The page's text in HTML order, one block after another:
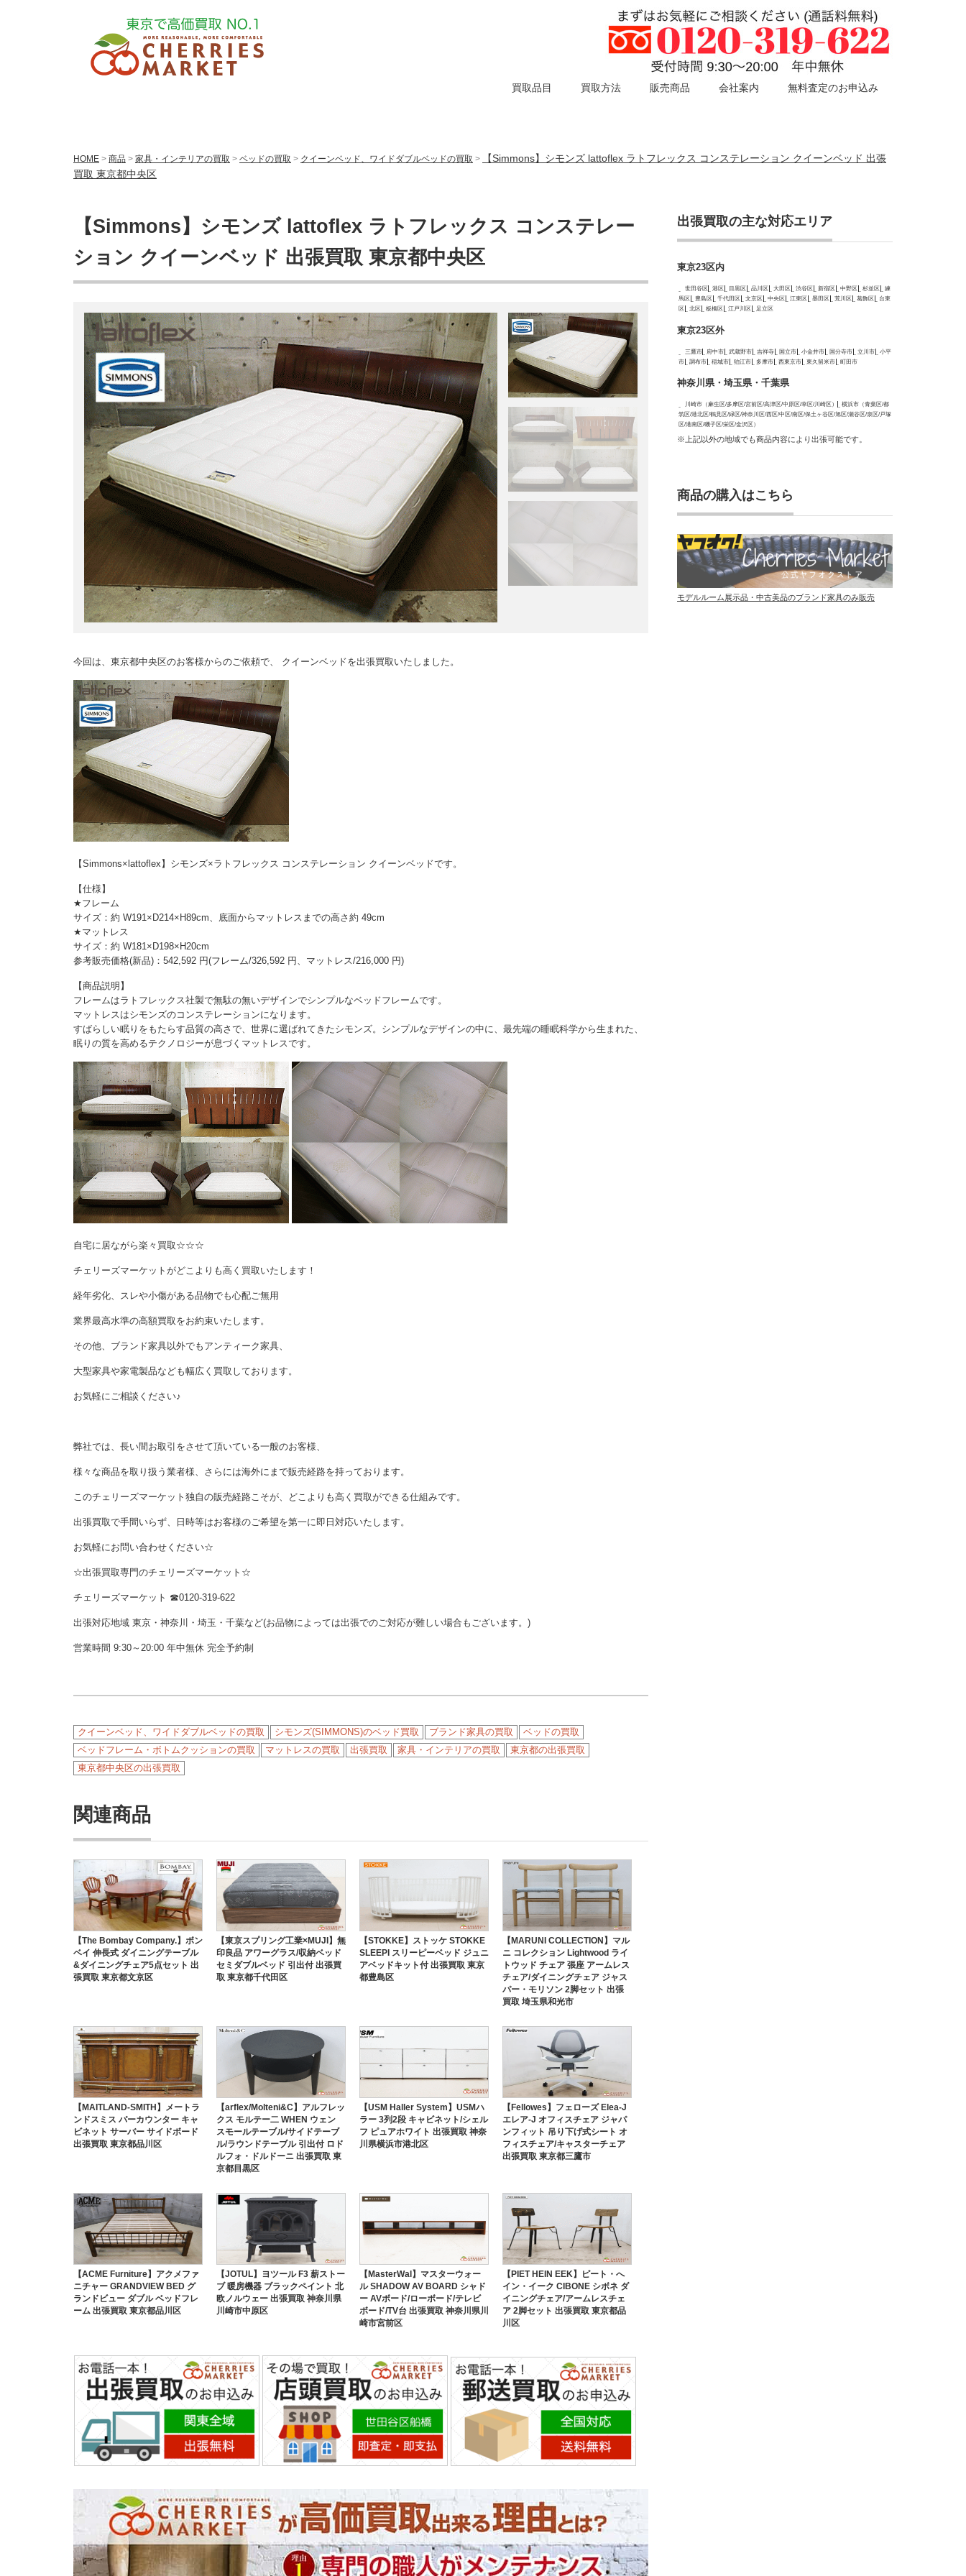
買取品目 買取方法 販売商品 会社案内 無料査定のお申込み
HOME > 商品 > 家具・インテリアの買取 > ベッドの買取 > クイーンベッド、ワイドダブルベッドの買取 >
【Simmons】シモンズ lattoflex ラトフレックス コンステレーション クイーンベッド 出張
買取 東京都中央区
【Simmons】シモンズ lattoflex ラトフレックス コンステレー
ション クイーンベッド 出張買取 東京都中央区
今回は、東京都中央区のお客様からのご依頼で、 クイーンベッドを出張買取いたしました。
【Simmons×lattoflex】シモンズ×ラトフレックス コンステレーション クイーンベッドです。
【仕様】
★フレーム
サイズ：約 W191×D214×H89cm、底面からマットレスまでの高さ約 49cm
★マットレス
サイズ：約 W181×D198×H20cm
参考販売価格(新品)：542,592 円(フレーム/326,592 円、マットレス/216,000 円)
【商品説明】
フレームはラトフレックス社製で無駄の無いデザインでシンプルなベッドフレームです。
マットレスはシモンズのコンステレーションになります。
すばらしい眠りをもたらす品質の高さで、世界に選ばれてきたシモンズ。シンプルなデザインの中に、最先端の睡眠科学から生まれた、
眠りの質を高めるテクノロジーが息づくマットレスです。
自宅に居ながら楽々買取☆☆☆
チェリーズマーケットがどこよりも高く買取いたします！
経年劣化、スレや小傷がある品物でも心配ご無用
業界最高水準の高額買取をお約束いたします。
その他、ブランド家具以外でもアンティーク家具、
大型家具や家電製品なども幅広く買取しております。
お気軽にご相談ください♪
弊社では、長い間お取引をさせて頂いている一般のお客様、
様々な商品を取り扱う業者様、さらには海外にまで販売経路を持っております。
このチェリーズマーケット独自の販売経路こそが、どこよりも高く買取ができる仕組みです。
出張買取で手間いらず、日時等はお客様のご希望を第一に即日対応いたします。
お気軽にお問い合わせください☆
☆出張買取専門のチェリーズマーケット☆
チェリーズマーケット ☎︎0120-319-622
出張対応地域 東京・神奈川・埼玉・千葉など(お品物によっては出張でのご対応が難しい場合もございます。)
営業時間 9:30～20:00 年中無休 完全予約制
クイーンベッド、ワイドダブルベッドの買取 シモンズ(SIMMONS)のベッド買取 ブランド家具の買取
ベッドの買取
ベッドフレーム・ボトムクッションの買取
マットレスの買取 出張買取 家具・インテリアの買取
東京都の出張買取
東京都中央区の出張買取
関連商品
【The Bombay Company.】ボン
ベイ 伸長式 ダイニングテーブル
&ダイニングチェア5点セット 出
張買取 東京都文京区
【東京スプリング工業×MUJI】無
印良品 アワーグラス/収納ベッド
セミダブルベッド 引出付 出張買
取 東京都千代田区
【STOKKE】ストッケ STOKKE
SLEEPI スリーピーベッド ジュニ
アベッドキット付 出張買取 東京
都豊島区
【MARUNI COLLECTION】マル
ニ コレクション Lightwood ライ
トウッド チェア 張座 アームレス
チェア/ダイニングチェア ジャス
パー・モリソン 2脚セット 出張
買取 埼玉県和光市
【MAITLAND-SMITH】メートラ
ンドスミス バーカウンター キャ
ビネット サーバー サイドボード
出張買取 東京都品川区
【arflex/Molteni&C】アルフレッ
クス モルテー二 WHEN ウェン
スモールテーブル/サイドテーブ
ル/ラウンドテーブル 引出付 ロド
ルフォ・ドルドーニ 出張買取 東
京都目黒区
【USM Haller System】USMハ
ラー 3列2段 キャビネット/シェル
フ ピュアホワイト 出張買取 神奈
川県横浜市港北区
【Fellowes】フェローズ Elea-J
エレア-J オフィスチェア ジャパ
ンフィット 吊り下げ式シート オ
フィスチェア/キャスターチェア
出張買取 東京都三鷹市
【ACME Furniture】アクメファ
ニチャー GRANDVIEW BED グ
ランドビュー ダブル ベッドフレ
ーム 出張買取 東京都品川区
【JOTUL】ヨツール F3 薪ストー
ブ 暖房機器 ブラックペイント 北
欧ノルウェー 出張買取 神奈川県
川崎市中原区
【MasterWal】マスターウォー
ル SHADOW AV BOARD シャド
ー AVボード/ローボード/テレビ
ボード/TV台 出張買取 神奈川県川
崎市宮前区
【PIET HEIN EEK】ピート・へ
イン・イーク CIBONE シボネ ダ
イニングチェア/アームレスチェ
ア 2脚セット 出張買取 東京都品
川区
出張買取の主な対応エリア
東京23区内
世田谷区 港区 目黒区 品川区 大田区 渋谷区 新宿区 中野区 杉並区
練
馬区
豊島区 千代田区 文京区 中央区 江東区 墨田区 荒川区 葛飾区
台東
区
北区 板橋区 江戸川区 足立区
東京23区外
三鷹市 府中市 武蔵野市 吉祥寺 国立市 小金井市 国分寺市 立川市
小平
市
調布市 稲城市 狛江市 多摩市 西東京市 東久留米市 町田市
神奈川県・埼玉県・千葉県
川崎市（麻生区/多摩区/宮前区/高津区/中原区/幸区/川崎区）
横浜市（青葉区/都
筑区/港北区/鶴見区/緑区/神奈川区/西区/中区/南区/保土ヶ谷区/旭区/瀬谷区/泉区/戸塚
区/港南区/磯子区/栄区/金沢区）
※上記以外の地域でも商品内容により出張可能です。
商品の購入はこちら
モデルルーム展示品・中古美品のブランド家具のみ販売